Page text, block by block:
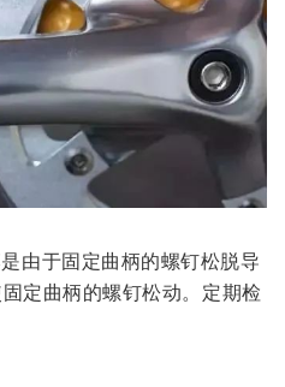
由于固定曲柄的螺钉松脱导
定曲柄的螺钉松动。定期检